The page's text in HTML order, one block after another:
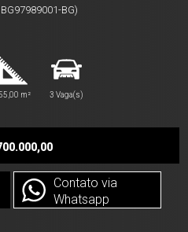
BG)
m² 3 Vaga(s)
Contato via
Whatsapp